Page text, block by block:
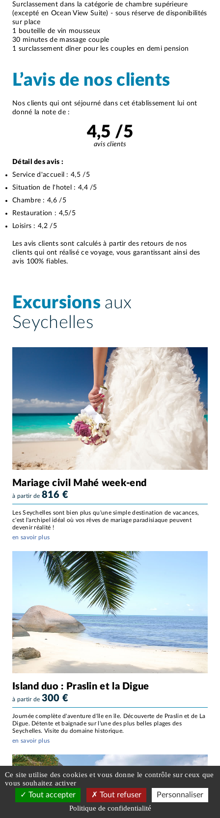
Surclassement dans la catégorie de chambre supérieure
(excepté en Ocean View Suite) - sous réserve de disponibilités
sur place
1 bouteille de vin mousseux
30 minutes de massage couple
1 surclassement dîner pour les couples en demi pension
L’avis de nos clients
Nos clients qui ont séjourné dans cet établissement lui ont
donné la note de :
4,5 /5
avis clients
Détail des avis :
Service d'accueil : 4,5/5
Situation de l'hotel : 4,4/5
Chambre : 4,6/5
Restauration : 4,5/5
Loisirs : 4,2/5
Les avis clients sont calculés à partir des retours de nos
clients qui ont réalisé ce voyage, vous garantissant ainsi des
avis 100% fiables.
Excursions aux
Seychelles
Mariage civil Mahé week-end
à partir de 816 €
Les Seychelles sont bien plus qu'une simple destination de vacances,
c'est l'archipel idéal où vos rêves de mariage paradisiaque peuvent
devenir réalité !
en savoir plus
Island duo : Praslin et la Digue
à partir de 300 €
Journée complète d'aventure d'île en île. Découverte de Praslin et de La
Digue. Détente et baignade sur l'une des plus belles plages des
Seychelles. Visite du domaine historique.
en savoir plus
Réservez votre Voyage
à partir de 1606€
Ce site utilise des cookies et vous donne le contrôle sur ceux que
vous souhaitez activer
Tout accepter
Tout refuser
Personnaliser
Politique de confidentialité